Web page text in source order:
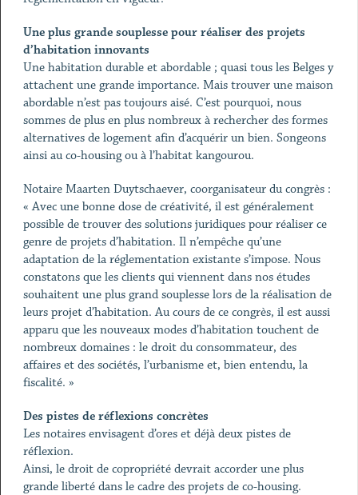
Une plus grande souplesse pour réaliser des projets
d’habitation innovants
Une habitation durable et abordable ; quasi tous les Belges y
attachent une grande importance. Mais trouver une maison
abordable n’est pas toujours aisé. C’est pourquoi, nous
sommes de plus en plus nombreux à rechercher des formes
alternatives de logement afin d’acquérir un bien. Songeons
ainsi au co-housing ou à l’habitat kangourou.
Notaire Maarten Duytschaever, coorganisateur du congrès :
« Avec une bonne dose de créativité, il est généralement
possible de trouver des solutions juridiques pour réaliser ce
genre de projets d’habitation. Il n’empêche qu’une
adaptation de la réglementation existante s’impose. Nous
constatons que les clients qui viennent dans nos études
souhaitent une plus grand souplesse lors de la réalisation de
leurs projet d’habitation. Au cours de ce congrès, il est aussi
apparu que les nouveaux modes d’habitation touchent de
nombreux domaines : le droit du consommateur, des
affaires et des sociétés, l’urbanisme et, bien entendu, la
fiscalité. »
Des pistes de réflexions concrètes
Les notaires envisagent d’ores et déjà deux pistes de
réflexion.
Ainsi, le droit de copropriété devrait accorder une plus
grande liberté dans le cadre des projets de co-housing.